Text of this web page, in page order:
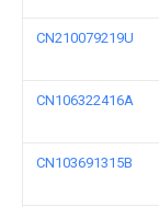
CN210079219U
CN106322416A
CN103691315B